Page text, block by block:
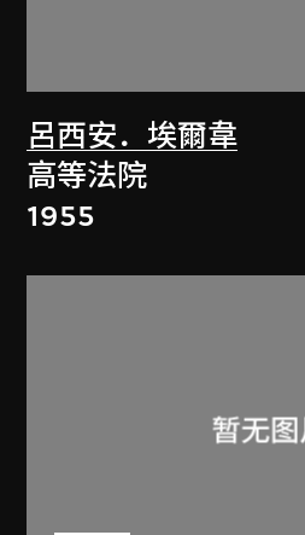
呂西安．埃爾韋
高等法院
1955